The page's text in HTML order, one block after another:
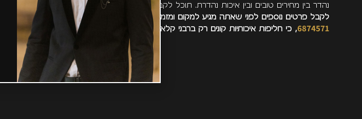
נהדר בין מחירים טובים ובין איכות נהדרת. תוכל לקבל כאן שירות מקצועי, אדיב ומאוד סובלני.
לקבל פרטים נוספים לפני שאתה מגיע למקום ומזמין חליפה? התקשר בכל עת למספר: 03-
6874571, כי חליפות איכותיות קונים רק ברבני קלאסיק.